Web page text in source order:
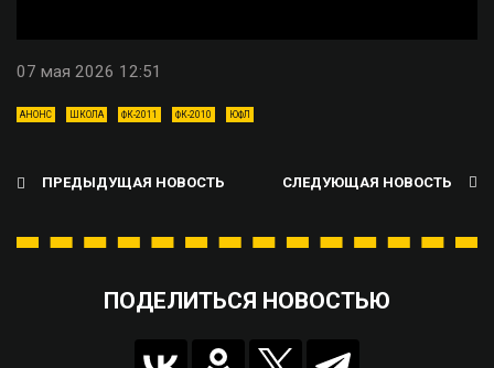
07 мая 2026 12:51
АНОНС ШКОЛА ФК-2011 ФК-2010 ЮФЛ
ПРЕДЫДУЩАЯ НОВОСТЬ СЛЕДУЮЩАЯ НОВОСТЬ
ПОДЕЛИТЬСЯ НОВОСТЬЮ